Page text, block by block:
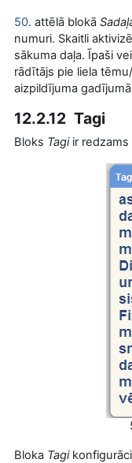
50. attēlā blokā
numuri. Skaitli
sākuma daļa. Īpaši
rādītājs pie liela
aizpildījuma
12.2.12 Tagi
Bloks Tagiir redzams
Bloka Tagi